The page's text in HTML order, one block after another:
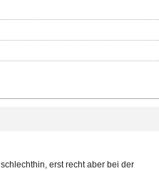
erst recht aber bei der